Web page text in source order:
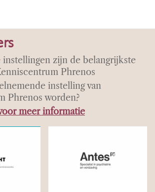
instellingen zijn de belangrijkste
Phrenos
instelling van
Phrenos worden?
meer informatie